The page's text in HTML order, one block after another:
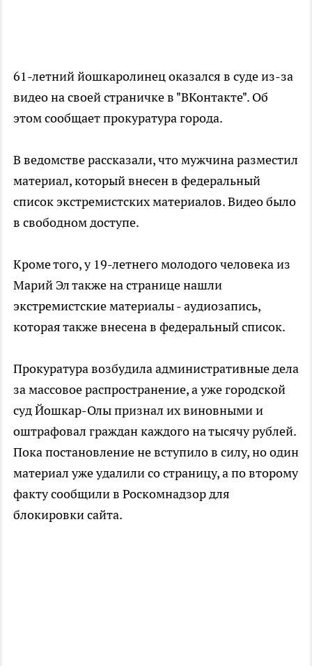
61-летний йошкаролинец оказался в суде из-за
видео на своей страничке в "ВКонтакте". Об
этом сообщает прокуратура города.
В ведомстве рассказали, что мужчина разместил
материал, который внесен в федеральный
список экстремистских материалов. Видео было
в свободном доступе.
Кроме того, у 19-летнего молодого человека из
Марий Эл также на странице нашли
экстремистские материалы - аудиозапись,
которая также внесена в федеральный список.
Прокуратура возбудила административные дела
за массовое распространение, а уже городской
суд Йошкар-Олы признал их виновными и
оштрафовал граждан каждого на тысячу рублей.
Пока постановление не вступило в силу, но один
материал уже удалили со страницу, а по второму
факту сообщили в Роскомнадзор для
блокировки сайта.